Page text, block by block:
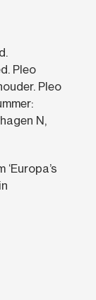
Pleo
Pleo
N,